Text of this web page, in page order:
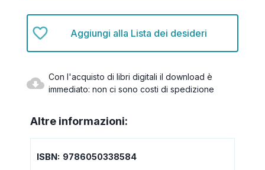
Aggiungi alla Lista dei desideri
Con l'acquisto di libri digitali il download è
immediato: non ci sono costi di spedizione
Altre informazioni:
ISBN: 9786050338584